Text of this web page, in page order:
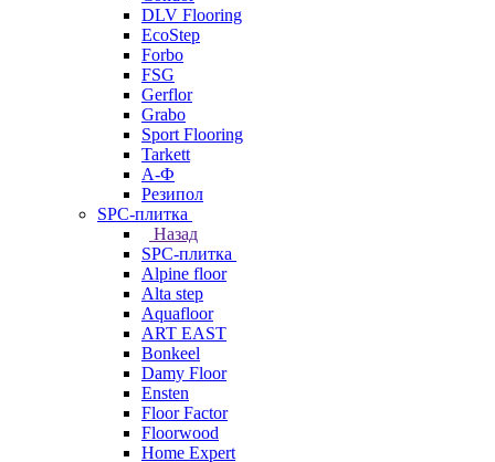
DLV Flooring
EcoStep
Forbo
FSG
Gerflor
Grabo
Sport Flooring
Tarkett
А-Ф
Резипол
SPC-плитка
Назад
SPC-плитка
Alpine floor
Alta step
Aquafloor
ART EAST
Bonkeel
Damy Floor
Ensten
Floor Factor
Floorwood
Home Expert